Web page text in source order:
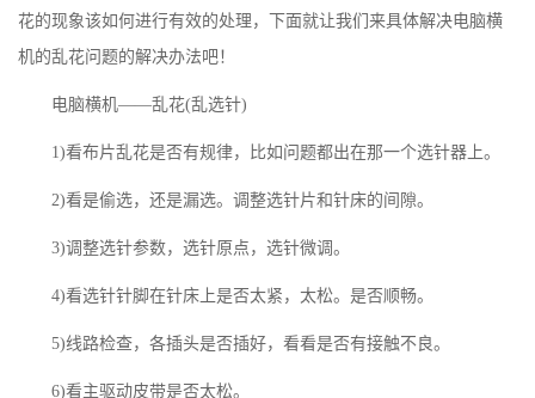
花的现象该如何进行有效的处理，下面就让我们来具体解决电脑横
机的乱花问题的解决办法吧！
电脑横机——乱花(乱选针)
1)看布片乱花是否有规律，比如问题都出在那一个选针器上。
2)看是偷选，还是漏选。调整选针片和针床的间隙。
3)调整选针参数，选针原点，选针微调。
4)看选针针脚在针床上是否太紧，太松。是否顺畅。
5)线路检查，各插头是否插好，看看是否有接触不良。
6)看主驱动皮带是否太松。